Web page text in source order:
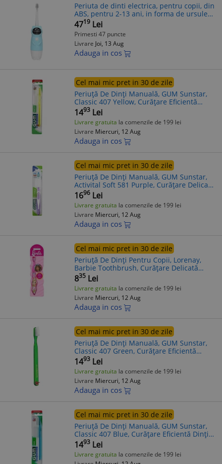
Periuta de dinti electrica, pentru copii, din
ABS, pentru 2-13 ani, in forma de ursulet,
albastru
4719 Lei
Primesti 47 puncte
Livrare Joi, 13 Aug
Adauga in cos
Cel mai mic pret in 30 de zile
Periuță De Dinți Manuală, GUM Sunstar,
Classic 407 Yellow, Curățare Eficientă
Dinți, Protecție Gingii, 1 buc
1493 Lei
Livrare gratuita la comenzile de 199 lei
Livrare Miercuri, 12 Aug
Adauga in cos
Cel mai mic pret in 30 de zile
Periuță De Dinți Manuală, GUM Sunstar,
Activital Soft 581 Purple, Curățare Delicată
Dinți, Protecție Gingii Sensibile, 1 buc
1696 Lei
Livrare gratuita la comenzile de 199 lei
Livrare Miercuri, 12 Aug
Adauga in cos
Cel mai mic pret in 30 de zile
Periuță De Dinți Pentru Copii, Lorenay,
Barbie Toothbrush, Curățare Delicată
Dinți Copii, Protecție Gingii Sensibile, 1
buc
835 Lei
Livrare gratuita la comenzile de 199 lei
Livrare Miercuri, 12 Aug
Adauga in cos
Cel mai mic pret in 30 de zile
Periuță De Dinți Manuală, GUM Sunstar,
Classic 407 Green, Curățare Eficientă
Dinți, Protecție Gingii, 1 buc
1493 Lei
Livrare gratuita la comenzile de 199 lei
Livrare Miercuri, 12 Aug
Adauga in cos
Cel mai mic pret in 30 de zile
Periuță De Dinți Manuală, GUM Sunstar,
Classic 407 Blue, Curățare Eficientă Dinți,
Protecție Gingii, 1 buc
1493 Lei
Livrare gratuita la comenzile de 199 lei